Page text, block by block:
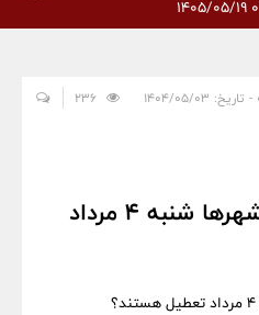
تعطیلی شنبه | کدام شهرها شنبه ۴ مرداد